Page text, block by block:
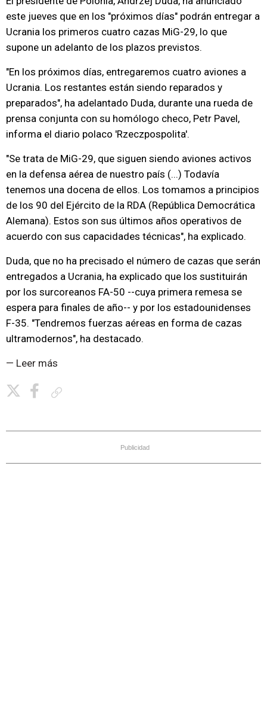
este jueves que en los "próximos días" podrán entregar a
Ucrania los primeros cuatro cazas MiG-29, lo que
supone un adelanto de los plazos previstos.
"En los próximos días, entregaremos cuatro aviones a
Ucrania. Los restantes están siendo reparados y
preparados", ha adelantado Duda, durante una rueda de
prensa conjunta con su homólogo checo, Petr Pavel,
informa el diario polaco 'Rzeczpospolita'.
"Se trata de MiG-29, que siguen siendo aviones activos
en la defensa aérea de nuestro país (...) Todavía
tenemos una docena de ellos. Los tomamos a principios
de los 90 del Ejército de la RDA (República Democrática
Alemana). Estos son sus últimos años operativos de
acuerdo con sus capacidades técnicas", ha explicado.
Duda, que no ha precisado el número de cazas que serán
entregados a Ucrania, ha explicado que los sustituirán
por los surcoreanos FA-50 --cuya primera remesa se
espera para finales de año-- y por los estadounidenses
F-35. "Tendremos fuerzas aéreas en forma de cazas
ultramodernos", ha destacado.
— Leer más
Publicidad